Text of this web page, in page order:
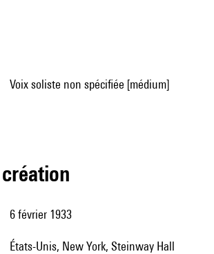
voix soliste non spécifiée [médium]
6 février 1933
États-Unis, New York, Steinway Hall